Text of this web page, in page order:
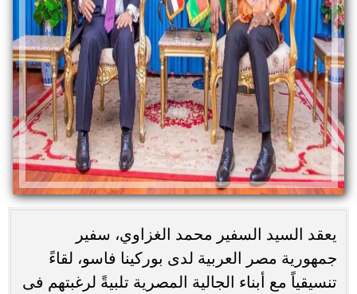
يعقد السيد السفير محمد الغزاوي، سفير
جمهورية مصر العربية لدى بوركينا فاسو، لقاءً
تنسيقياً مع أبناء الجالية المصرية تلبيةً لرغبتهم فى